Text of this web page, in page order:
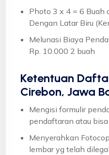
Photo 3 x 4 = 6 Buah
Dengan Latar Biru
Melunasi Biaya
Rp. 10.000 2 buah
Ketentuan
Cirebon, Jawa
Mengisi formulir
pendaftaran atau bisa
Menyerahkan
lembar yg telah